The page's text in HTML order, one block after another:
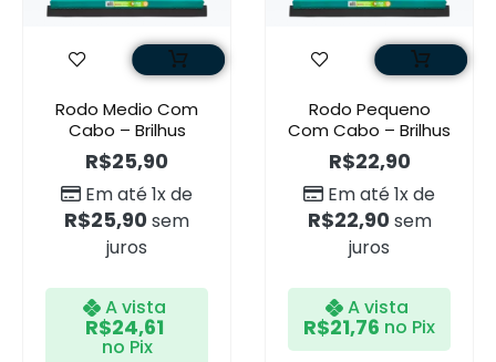
Rodo Medio Com
Cabo – Brilhus
R$25,90
Em até 1x de
R$25,90 sem
juros
A vista
R$24,61
no Pix
Rodo Pequeno
Com Cabo – Brilhus
R$22,90
Em até 1x de
R$22,90 sem
juros
A vista
R$21,76 no Pix